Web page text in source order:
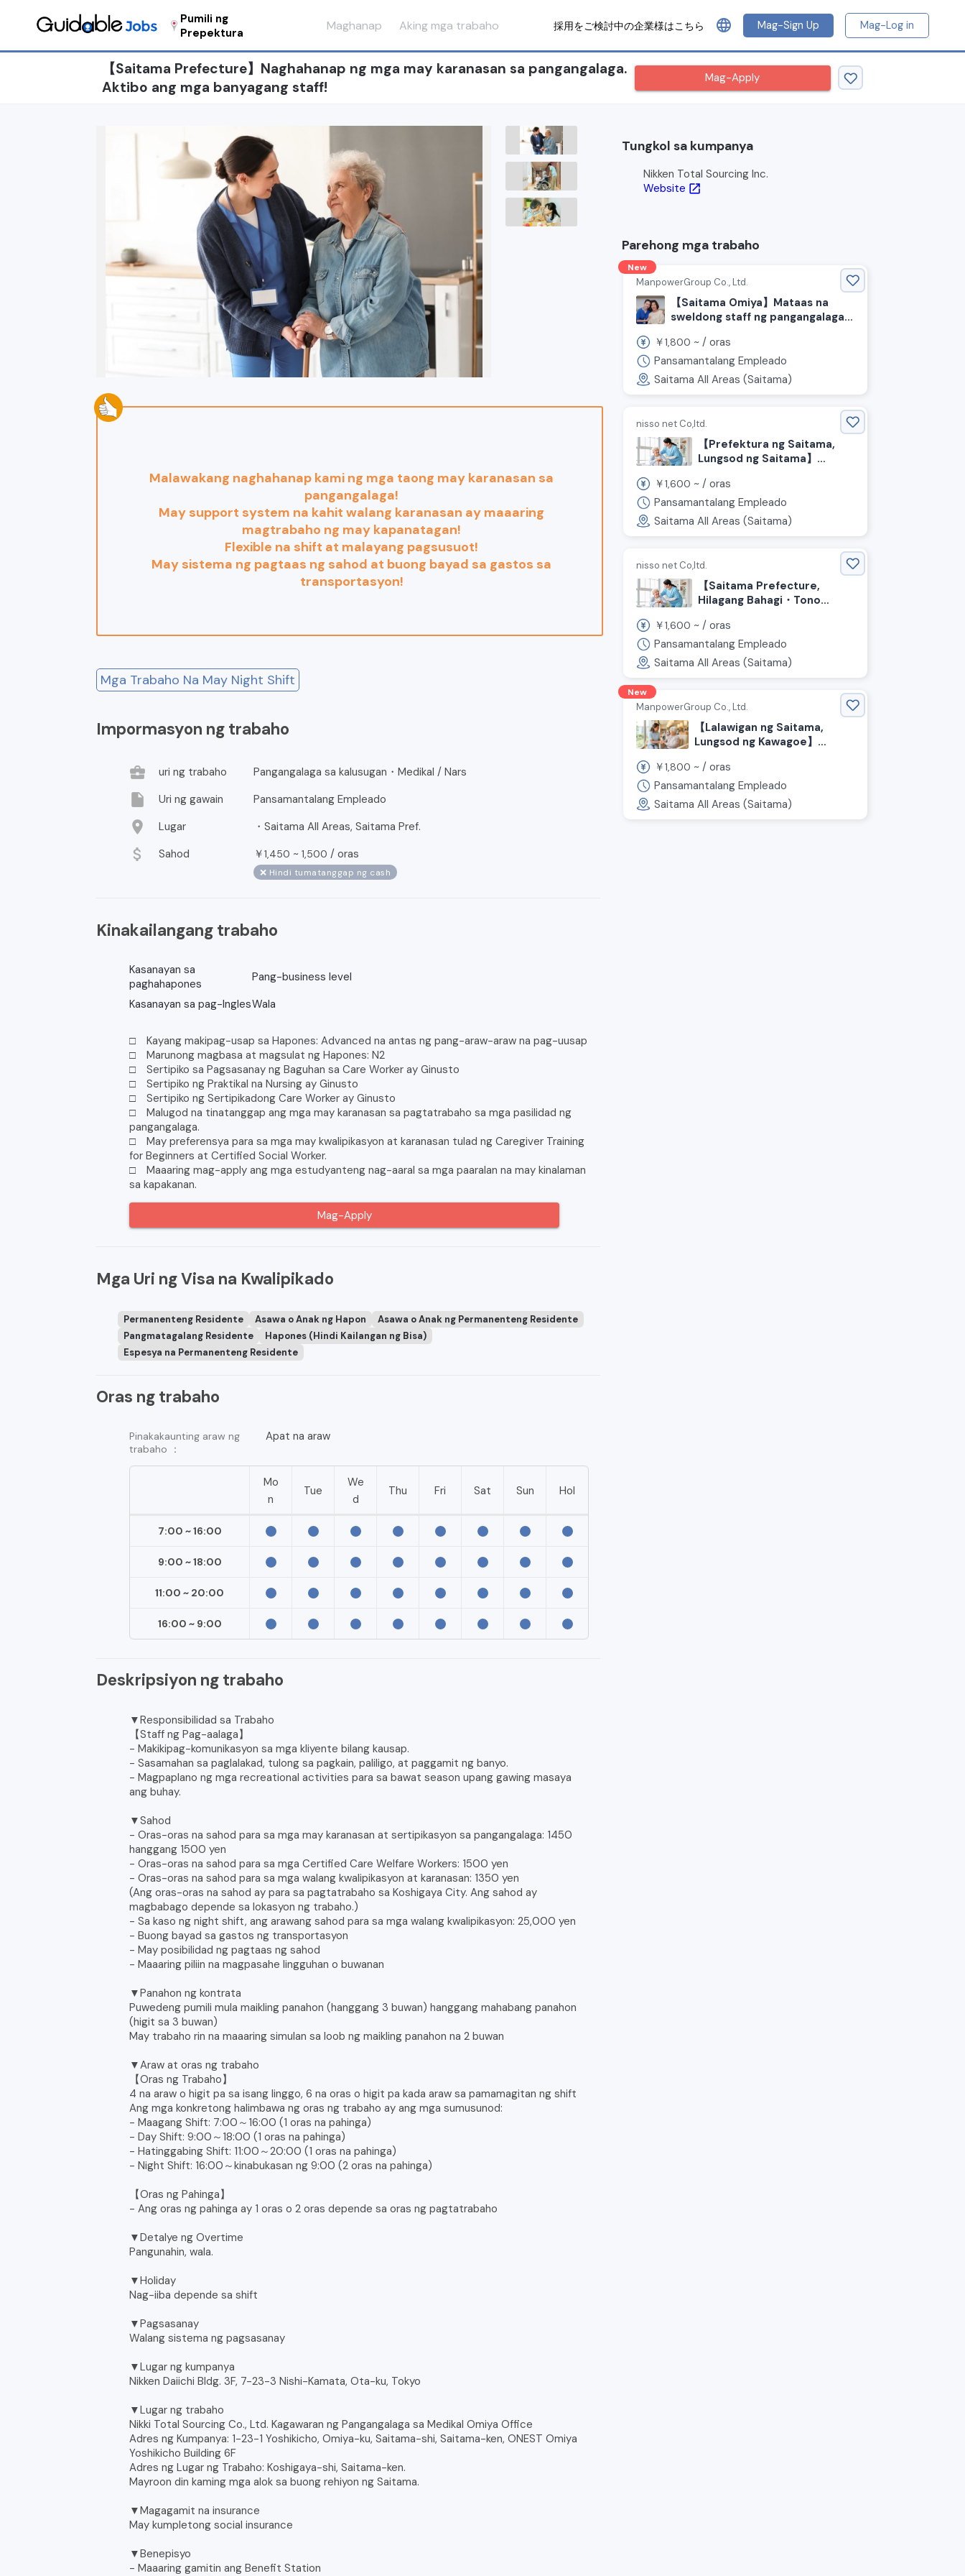
Pumili ng
Prepektura
Maghanap Aking mga trabaho 採用をご検討中の企業様はこちら language Mag-Sign Up Mag-Log in
【Saitama Prefecture】Naghahanap ng mga may karanasan sa pangangalaga.
Aktibo ang mga banyagang staff!
Mag-Apply
Malawakang naghahanap kami ng mga taong may karanasan sa
pangangalaga!
May support system na kahit walang karanasan ay maaaring
magtrabaho ng may kapanatagan!
Flexible na shift at malayang pagsusuot!
May sistema ng pagtaas ng sahod at buong bayad sa gastos sa
transportasyon!
Mga Trabaho Na May Night Shift
Impormasyon ng trabaho
business_center uri ng trabaho Pangangalaga sa kalusugan・Medikal / Nars
insert_drive_file Uri ng gawain Pansamantalang Empleado
location_on Lugar ・Saitama All Areas, Saitama Pref.
attach_money Sahod ￥1,450 ~ 1,500 / oras
❌ Hindi tumatanggap ng cash
Kinakailangang trabaho
Kasanayan sa
paghahapones
Pang-business level
Kasanayan sa pag-InglesWala
□ Kayang makipag-usap sa Hapones: Advanced na antas ng pang-araw-araw na pag-uusap
□ Marunong magbasa at magsulat ng Hapones: N2
□ Sertipiko sa Pagsasanay ng Baguhan sa Care Worker ay Ginusto
□ Sertipiko ng Praktikal na Nursing ay Ginusto
□ Sertipiko ng Sertipikadong Care Worker ay Ginusto
□ Malugod na tinatanggap ang mga may karanasan sa pagtatrabaho sa mga pasilidad ng
pangangalaga.
□ May preferensya para sa mga may kwalipikasyon at karanasan tulad ng Caregiver Training
for Beginners at Certified Social Worker.
□ Maaaring mag-apply ang mga estudyanteng nag-aaral sa mga paaralan na may kinalaman
sa kapakanan.
Mag-Apply
Mga Uri ng Visa na Kwalipikado
Permanenteng Residente Asawa o Anak ng Hapon
Asawa o Anak ng Permanenteng Residente
Pangmatagalang Residente
Hapones (Hindi Kailangan ng Bisa)
Espesya na Permanenteng Residente
Oras ng trabaho
Pinakakaunting araw ng
trabaho ：
Apat na araw
Mo
n
Tue
We
d
Thu Fri Sat Sun Hol
7:00 ~ 16:00
9:00 ~ 18:00
11:00 ~ 20:00
16:00 ~ 9:00
Deskripsiyon ng trabaho
▼Responsibilidad sa Trabaho
【Staff ng Pag-aalaga】
- Makikipag-komunikasyon sa mga kliyente bilang kausap.
- Sasamahan sa paglalakad, tulong sa pagkain, paliligo, at paggamit ng banyo.
- Magpaplano ng mga recreational activities para sa bawat season upang gawing masaya
ang buhay.
▼Sahod
- Oras-oras na sahod para sa mga may karanasan at sertipikasyon sa pangangalaga: 1450
hanggang 1500 yen
- Oras-oras na sahod para sa mga Certified Care Welfare Workers: 1500 yen
- Oras-oras na sahod para sa mga walang kwalipikasyon at karanasan: 1350 yen
(Ang oras-oras na sahod ay para sa pagtatrabaho sa Koshigaya City. Ang sahod ay
magbabago depende sa lokasyon ng trabaho.)
- Sa kaso ng night shift, ang arawang sahod para sa mga walang kwalipikasyon: 25,000 yen
- Buong bayad sa gastos ng transportasyon
- May posibilidad ng pagtaas ng sahod
- Maaaring piliin na magpasahe lingguhan o buwanan
▼Panahon ng kontrata
Puwedeng pumili mula maikling panahon (hanggang 3 buwan) hanggang mahabang panahon
(higit sa 3 buwan)
May trabaho rin na maaaring simulan sa loob ng maikling panahon na 2 buwan
▼Araw at oras ng trabaho
【Oras ng Trabaho】
4 na araw o higit pa sa isang linggo, 6 na oras o higit pa kada araw sa pamamagitan ng shift
Ang mga konkretong halimbawa ng oras ng trabaho ay ang mga sumusunod:
- Maagang Shift: 7:00～16:00 (1 oras na pahinga)
- Day Shift: 9:00～18:00 (1 oras na pahinga)
- Hatinggabing Shift: 11:00～20:00 (1 oras na pahinga)
- Night Shift: 16:00～kinabukasan ng 9:00 (2 oras na pahinga)
【Oras ng Pahinga】
- Ang oras ng pahinga ay 1 oras o 2 oras depende sa oras ng pagtatrabaho
▼Detalye ng Overtime
Pangunahin, wala.
▼Holiday
Nag-iiba depende sa shift
▼Pagsasanay
Walang sistema ng pagsasanay
▼Lugar ng kumpanya
Nikken Daiichi Bldg. 3F, 7-23-3 Nishi-Kamata, Ota-ku, Tokyo
▼Lugar ng trabaho
Nikki Total Sourcing Co., Ltd. Kagawaran ng Pangangalaga sa Medikal Omiya Office
Adres ng Kumpanya: 1-23-1 Yoshikicho, Omiya-ku, Saitama-shi, Saitama-ken, ONEST Omiya
Yoshikicho Building 6F
Adres ng Lugar ng Trabaho: Koshigaya-shi, Saitama-ken.
Mayroon din kaming mga alok sa buong rehiyon ng Saitama.
▼Magagamit na insurance
May kumpletong social insurance
▼Benepisyo
- Maaaring gamitin ang Benefit Station
Tungkol sa kumpanya
Nikken Total Sourcing Inc.
Website open_in_new
Parehong mga trabaho
New
ManpowerGroup Co., Ltd.
【Saitama Omiya】Mataas na
sweldong staff ng pangangalaga!
at okay ang lingguhang bayad.
￥1,800 ~ / oras
Pansamantalang Empleado
Saitama All Areas (Saitama)
nisso net Co,ltd.
【Prefektura ng Saitama,
Lungsod ng Saitama】
recruit ng mga may
karanasan sa caregiving
staff
￥1,600 ~ / oras
Pansamantalang Empleado
Saitama All Areas (Saitama)
nisso net Co,ltd.
【Saitama Prefecture,
Hilagang Bahagi・Tono
Naghahanap ng mga
Experienced Caregiver!
￥1,600 ~ / oras
Pansamantalang Empleado
Saitama All Areas (Saitama)
New
ManpowerGroup Co., Ltd.
【Lalawigan ng Saitama,
Lungsod ng Kawagoe】
kawani ng pangangalaga!
Hindi kailangan ng
kwalipikasyon at okay ang
lingguhang bayad.
￥1,800 ~ / oras
Pansamantalang Empleado
Saitama All Areas (Saitama)